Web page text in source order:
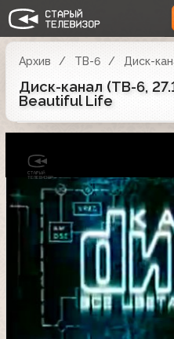
Архив ТВ-6 Диск-
Диск-канал (ТВ-6,
Beautiful Life